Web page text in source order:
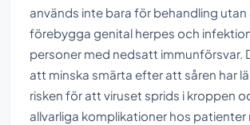
används inte bara för behandling
förebygga genital herpes och
personer med nedsatt immunförsvar.
att minska smärta efter att såren har
risken för att viruset sprids i kroppen
allvarliga komplikationer hos patienter